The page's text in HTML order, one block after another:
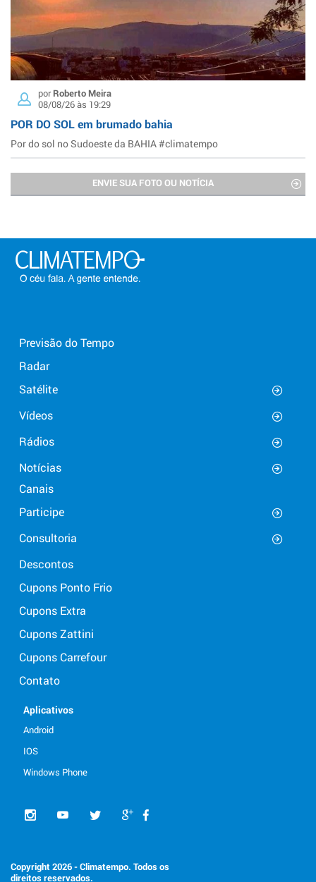
porRoberto Meira
08/08/26 às 19:29
POR DO SOL em brumado bahia
Por do sol no Sudoeste da BAHIA #climatempo
ENVIE SUA FOTO OU NOTÍCIA
Previsão do Tempo
Radar
Satélite
Vídeos
Rádios
Notícias
Canais
Participe
Consultoria
Descontos
Cupons Ponto Frio
Cupons Extra
Cupons Zattini
Cupons Carrefour
Contato
Aplicativos
Android
IOS
Windows Phone
Copyright 2026 - Climatempo. Todos os
direitos reservados.